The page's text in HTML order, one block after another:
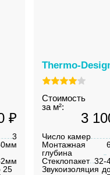
₽
3
25
Thermo-
Стоимость
за м²:
3
Число камер
Монтажная
глубина
Стеклопакет 32-
Звукоизоляция